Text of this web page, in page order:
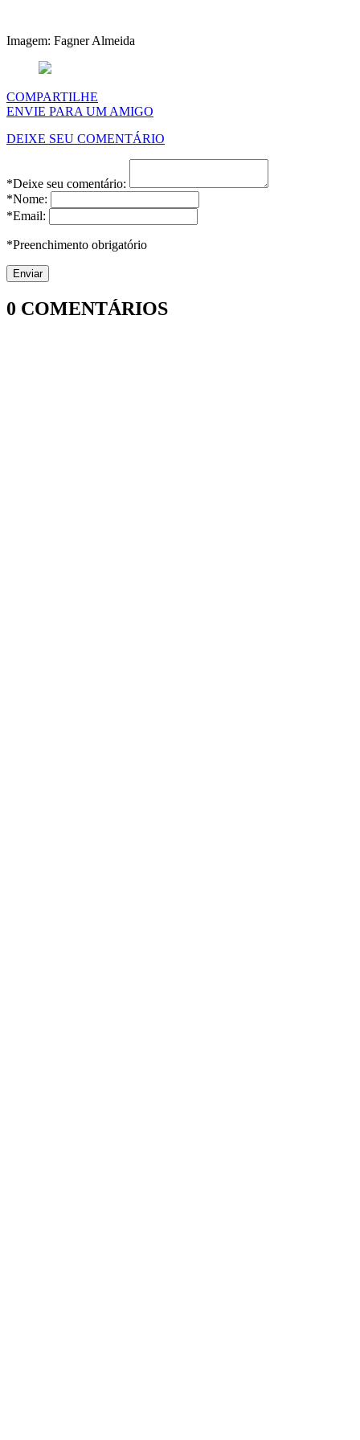
Imagem: Fagner Almeida
COMPARTILHE
ENVIE PARA UM AMIGO
DEIXE SEU COMENTÁRIO
*Deixe seu comentário:
*Nome:
*Email:
*Preenchimento obrigatório
0 COMENTÁRIOS